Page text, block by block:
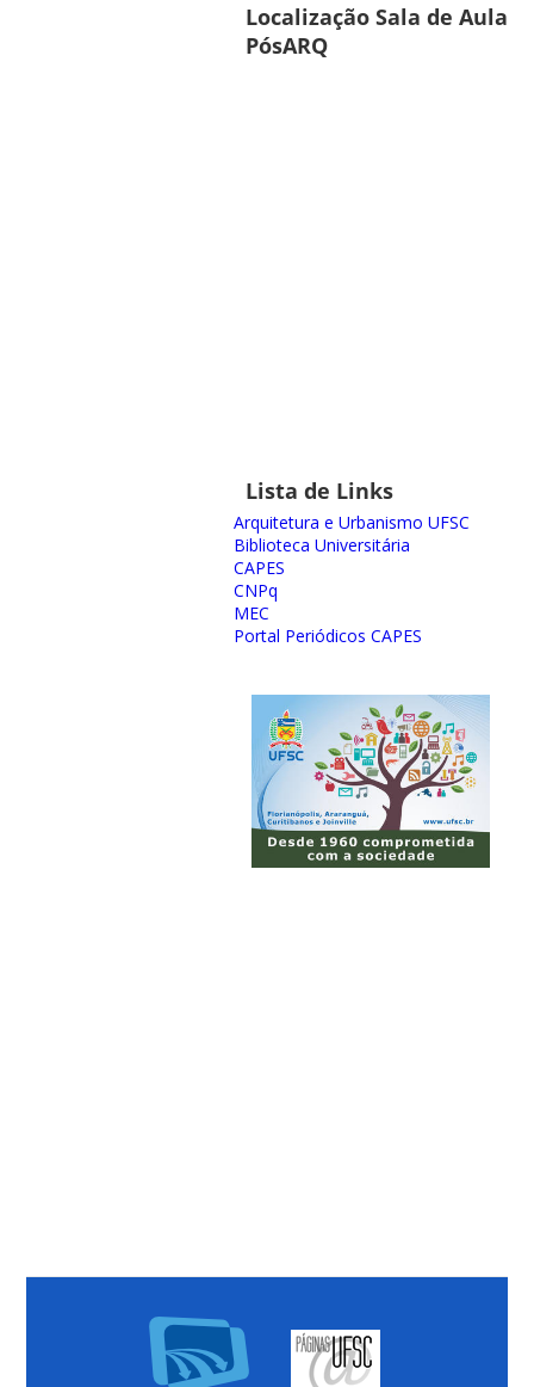
Localização Sala de Aula
PósARQ
Lista de Links
Arquitetura e Urbanismo UFSC
Biblioteca Universitária
CAPES
CNPq
MEC
Portal Periódicos CAPES